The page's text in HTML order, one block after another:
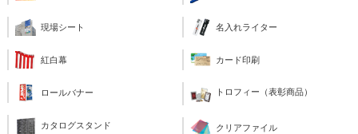
現場シート
紅白幕
ロールバナー
カタログスタンド
名入れライター
カード印刷
トロフィー（表彰商品）
クリアファイル